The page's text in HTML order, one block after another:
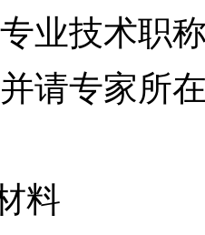
业技术职
请专家所
料